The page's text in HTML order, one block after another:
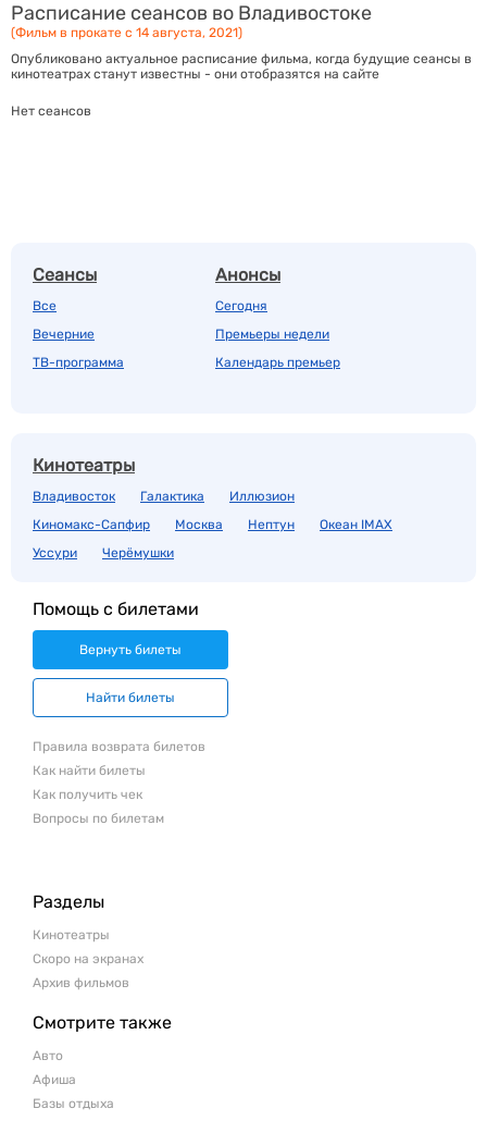
Расписание сеансов во Владивостоке
(Фильм в прокате с 14 августа, 2021)
Опубликовано актуальное расписание фильма, когда будущие сеансы в
кинотеатрах станут известны - они отобразятся на сайте
Нет сеансов
Сеансы
Все
Вечерние
ТВ-программа
Анонсы
Сегодня
Премьеры недели
Календарь премьер
Кинотеатры
Владивосток Галактика
Иллюзион
Киномакс-Сапфир
Москва Нептун
Океан IMAX
Уссури
Черёмушки
Помощь с билетами
Вернуть билеты
Найти билеты
Правила возврата билетов
Как найти билеты
Как получить чек
Вопросы по билетам
Разделы
Кинотеатры
Скоро на экранах
Архив фильмов
Смотрите также
Авто
Афиша
Базы отдыха